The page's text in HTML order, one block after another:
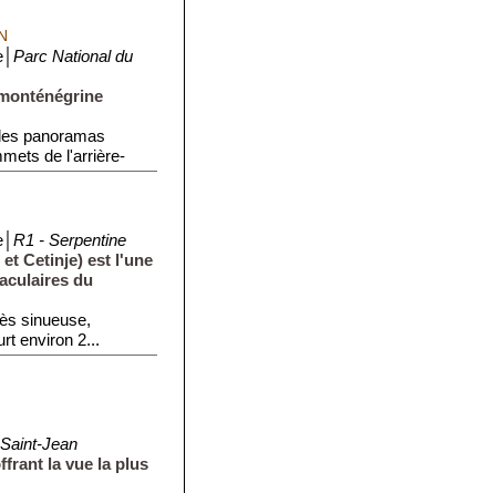
Parc National du
panoramas
de l'arrière-
R1 - Serpentine
Cetinje) est l'une
du
sinueuse,
environ 2...
Jean
la vue la plus